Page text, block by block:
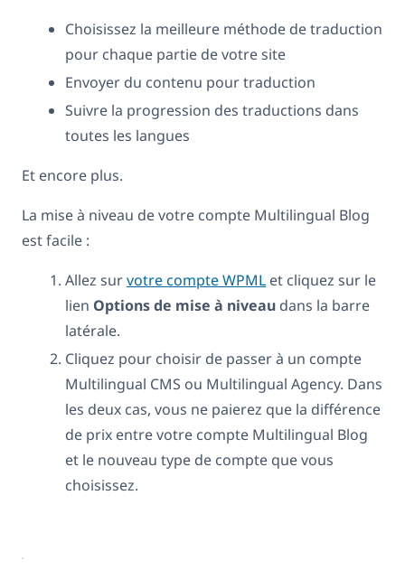
Choisissez la meilleure méthode de traduction
pour chaque partie de votre site
Envoyer du contenu pour traduction
Suivre la progression des traductions dans
toutes les langues
Et encore plus.
La mise à niveau de votre compte Multilingual Blog
est facile :
Allez survotre compte WPML et cliquez sur le
lien Options de mise à niveau dans la barre
latérale.
Cliquez pour choisir de passer à un compte
Multilingual CMS ou Multilingual Agency. Dans
les deux cas, vous ne paierez que la différence
de prix entre votre compte Multilingual Blog
et le nouveau type de compte que vous
choisissez.